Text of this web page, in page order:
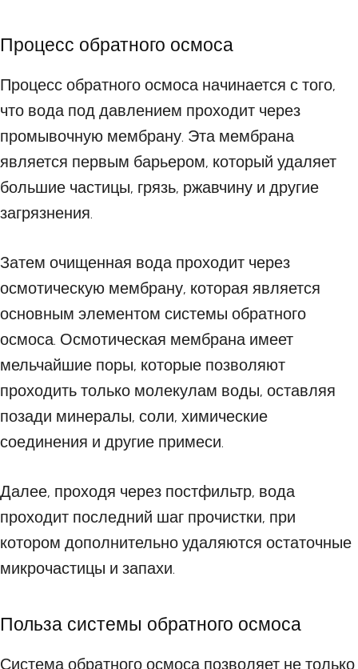
Процесс обратного осмоса
Процесс обратного осмоса начинается с того,
что вода под давлением проходит через
промывочную мембрану. Эта мембрана
является первым барьером, который удаляет
большие частицы, грязь, ржавчину и другие
загрязнения.
Затем очищенная вода проходит через
осмотическую мембрану, которая является
основным элементом системы обратного
осмоса. Осмотическая мембрана имеет
мельчайшие поры, которые позволяют
проходить только молекулам воды, оставляя
позади минералы, соли, химические
соединения и другие примеси.
Далее, проходя через постфильтр, вода
проходит последний шаг прочистки, при
котором дополнительно удаляются остаточные
микрочастицы и запахи.
Польза системы обратного осмоса
Система обратного осмоса позволяет не только